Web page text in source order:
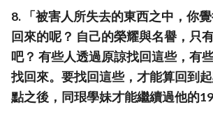
8. 「被害人所失去的東西之中，你
回來的呢？ 自己的榮耀與名譽，只
吧？ 有些人透過原諒找回這些，有
找回來。要找回這些，才能算回到
點之後，同珢學妹才能繼續過他的19